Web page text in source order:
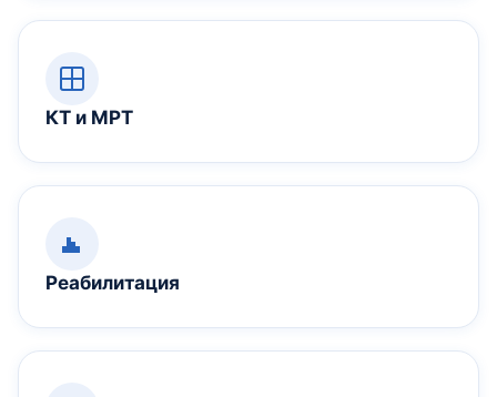
КТ и МРТ
Реабилитация